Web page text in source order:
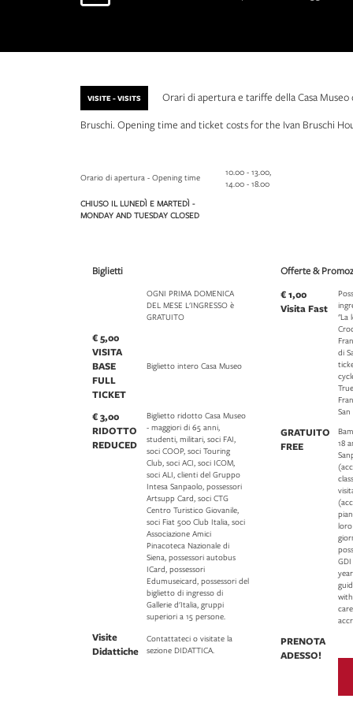
VISITE - VISITS
Orari di apertura e tariffe della Casa
Bruschi. Opening time and ticket costs for the Ivan Bruschi
Orario di apertura - Opening time
10.00 - 13.00,
14.00 - 18.00
CHIUSO IL LUNEDÌ E MARTEDÌ -
MONDAY AND TUESDAY CLOSED
Biglietti
OGNI PRIMA DOMENICA
DEL MESE L'INGRESSO è
GRATUITO
€ 5,00
VISITA
BASE
FULL
TICKET
Biglietto intero Casa Museo
€ 3,00
RIDOTTO
REDUCED
Biglietto ridotto Casa Museo
- maggiori di 65 anni,
studenti, militari, soci FAI,
soci COOP, soci Touring
Club, soci ACI, soci ICOM,
soci ALI, clienti del Gruppo
Intesa Sanpaolo, possessori
Artsupp Card, soci CTG
Centro Turistico Giovanile,
soci Fiat 500 Club Italia, soci
Associazione Amici
Pinacoteca Nazionale di
Siena, possessori autobus
ICard, possessori
Edumuseicard, possessori del
biglietto di ingresso di
Gallerie d'Italia, gruppi
superiori a 15 persone.
Visite
Didattiche
Contattateci o visitate la
sezione DIDATTICA.
Offerte &
€ 1,00
Visita Fast
"La
di
San
GRATUITO
FREE
18
PRENOTA
ADESSO!